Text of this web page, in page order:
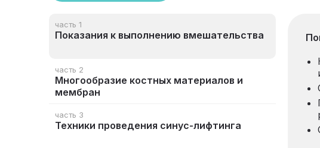
часть 1
Показания к выполнению вмешательства
часть 2
Многообразие костных материалов и
мембран
часть 3
Техники проведения синус-лифтинга